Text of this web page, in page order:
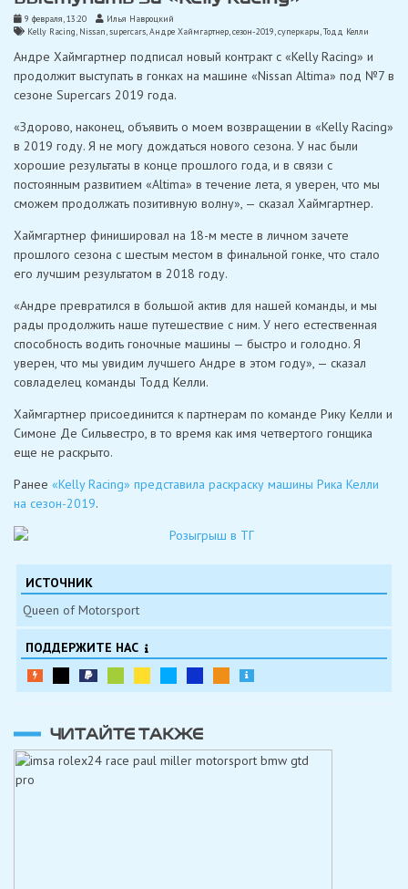
9 февраля, 13:20
Илья Навроцкий
Kelly Racing, Nissan,supercars,Андре Хаймгартнер,сезон-2019,суперкары,Тодд Келли
Андре Хаймгартнер подписал новый контракт с «Kelly Racing» и
продолжит выступать в гонках на машине «Nissan Altima» под №7 в
сезоне Supercars 2019 года.
«Здорово, наконец, объявить о моем возвращении в «Kelly Racing»
в 2019 году. Я не могу дождаться нового сезона. У нас были
хорошие результаты в конце прошлого года, и в связи с
постоянным развитием «Altima» в течение лета, я уверен, что мы
сможем продолжать позитивную волну», — сказал Хаймгартнер.
Хаймгартнер финишировал на 18-м месте в личном зачете
прошлого сезона с шестым местом в финальной гонке, что стало
его лучшим результатом в 2018 году.
«Андре превратился в большой актив для нашей команды, и мы
рады продолжить наше путешествие с ним. У него естественная
способность водить гоночные машины — быстро и голодно. Я
уверен, что мы увидим лучшего Андре в этом году», — сказал
совладелец команды Тодд Келли.
Хаймгартнер присоединится к партнерам по команде Рику Келли и
Симоне Де Сильвестро, в то время как имя четвертого гонщика
еще не раскрыто.
Ранее «Kelly Racing» представила раскраску машины Рика Келли
на сезон-2019.
ИСТОЧНИК
Queen of Motorsport
ПОДДЕРЖИТЕ НАС
ЧИТАЙТЕ ТАКЖЕ